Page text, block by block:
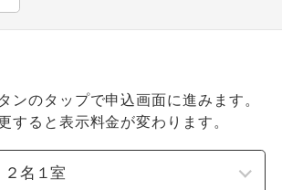
ンのタップで申込画面に進みます。
すると表示料金が変わります。